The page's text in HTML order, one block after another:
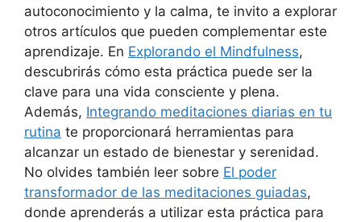
autoconocimiento y la calma, te invito a explorar
otros artículos que pueden complementar este
aprendizaje. En Explorando el Mindfulness,
descubrirás cómo esta práctica puede ser la
clave para una vida consciente y plena.
Además, Integrando meditaciones diarias en tu
rutina te proporcionará herramientas para
alcanzar un estado de bienestar y serenidad.
No olvides también leer sobre El poder
transformador de las meditaciones guiadas,
donde aprenderás a utilizar esta práctica para